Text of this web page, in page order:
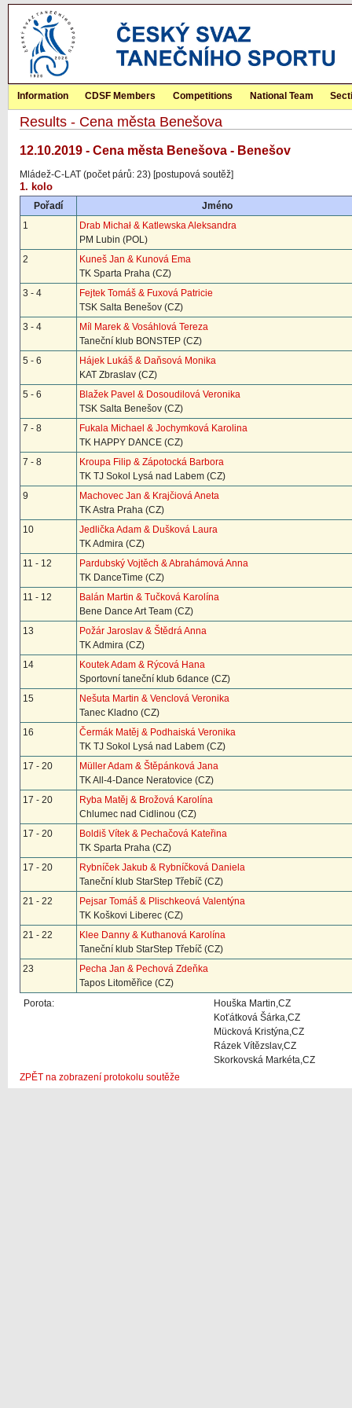
Information CDSF Members Competitions National Team
Results - Cena města Benešova
12.10.2019 - Cena města Benešova - Benešov
Mládež-C-LAT (počet párů: 23) [postupová soutěž]
1. kolo
Pořadí
Jméno
1
Drab Michał & Katlewska Aleksandra
PM Lubin (POL)
2
Kuneš Jan & Kunová Ema
TK Sparta Praha (CZ)
3 - 4
Fejtek Tomáš & Fuxová Patricie
TSK Salta Benešov (CZ)
3 - 4
Míl Marek & Vosáhlová Tereza
Taneční klub BONSTEP (CZ)
5 - 6
Hájek Lukáš & Daňsová Monika
KAT Zbraslav (CZ)
5 - 6
Blažek Pavel & Dosoudilová Veronika
TSK Salta Benešov (CZ)
7 - 8
Fukala Michael & Jochymková Karolina
TK HAPPY DANCE (CZ)
7 - 8
Kroupa Filip & Zápotocká Barbora
TK TJ Sokol Lysá nad Labem (CZ)
9
Machovec Jan & Krajčiová Aneta
TK Astra Praha (CZ)
10
Jedlička Adam & Dušková Laura
TK Admira (CZ)
11 - 12
Pardubský Vojtěch & Abrahámová Anna
TK DanceTime (CZ)
11 - 12
Balán Martin & Tučková Karolína
Bene Dance Art Team (CZ)
13
Požár Jaroslav & Štědrá Anna
TK Admira (CZ)
14
Koutek Adam & Rýcová Hana
Sportovní taneční klub 6dance (CZ)
15
Nešuta Martin & Venclová Veronika
Tanec Kladno (CZ)
16
Čermák Matěj & Podhaiská Veronika
TK TJ Sokol Lysá nad Labem (CZ)
17 - 20
Müller Adam & Štěpánková Jana
TK All-4-Dance Neratovice (CZ)
17 - 20
Ryba Matěj & Brožová Karolína
Chlumec nad Cidlinou (CZ)
17 - 20
Boldiš Vítek & Pechačová Kateřina
TK Sparta Praha (CZ)
17 - 20
Rybníček Jakub & Rybníčková Daniela
Taneční klub StarStep Třebíč (CZ)
21 - 22
Pejsar Tomáš & Plischkeová Valentýna
TK Koškovi Liberec (CZ)
21 - 22
Klee Danny & Kuthanová Karolína
Taneční klub StarStep Třebíč (CZ)
23
Pecha Jan & Pechová Zdeňka
Tapos Litoměřice (CZ)
Porota:
Houška Martin,CZ
Koťátková Šárka,CZ
Mücková Kristýna,CZ
Rázek Vítězslav,CZ
Skorkovská Markéta,CZ
ZPĚT na zobrazení protokolu soutěže